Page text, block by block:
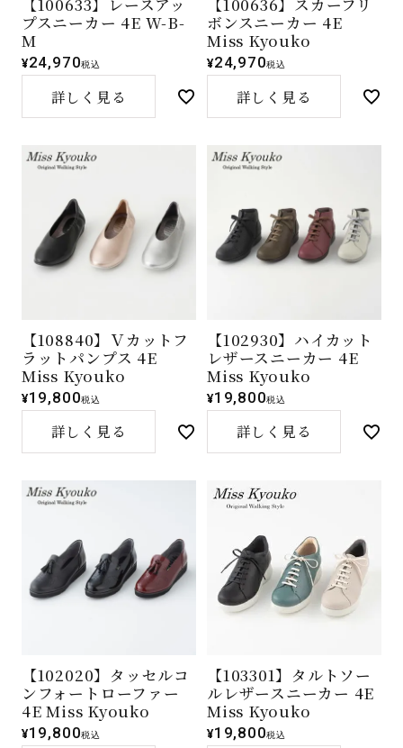
【100633】レースアッ
プスニーカー 4E W-B-
M
¥24,970税込
詳しく見る
【100636】スカーフリ
ボンスニーカー 4E
Miss Kyouko
¥24,970税込
詳しく見る
【108840】Ｖカットフ
ラットパンプス 4E
Miss Kyouko
¥19,800税込
詳しく見る
【102930】ハイカット
レザースニーカー 4E
Miss Kyouko
¥19,800税込
詳しく見る
【102020】タッセルコ
ンフォートローファー
4E Miss Kyouko
¥19,800税込
【103301】タルトソー
ルレザースニーカー 4E
Miss Kyouko
¥19,800税込